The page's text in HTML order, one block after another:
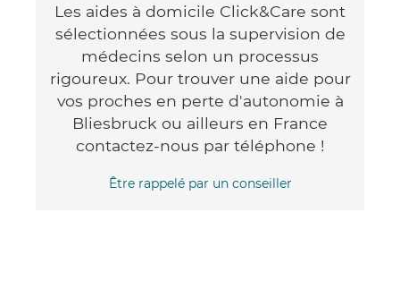
Les aides à domicile Click&Care sont
sélectionnées sous la supervision de
médecins selon un processus
rigoureux. Pour trouver une aide pour
vos proches en perte d'autonomie à
Bliesbruck ou ailleurs en France
contactez-nous par téléphone !
Être rappelé par un conseiller